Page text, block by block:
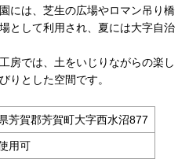
には、芝生の広場やロマン吊り橋
として利用され、夏には大字自治
房では、土をいじりながらの楽し
りとした空間です。
芳賀郡芳賀町大字西水沼877
用可